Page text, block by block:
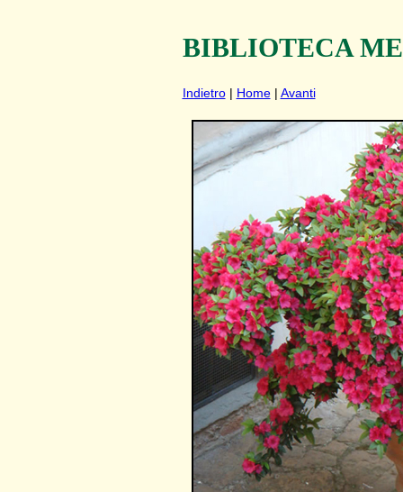
BIBLIOTECA
Indietro| Home| Avanti